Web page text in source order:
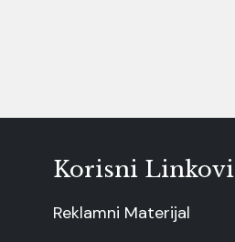
Korisni Linkovi
Reklamni Materijal